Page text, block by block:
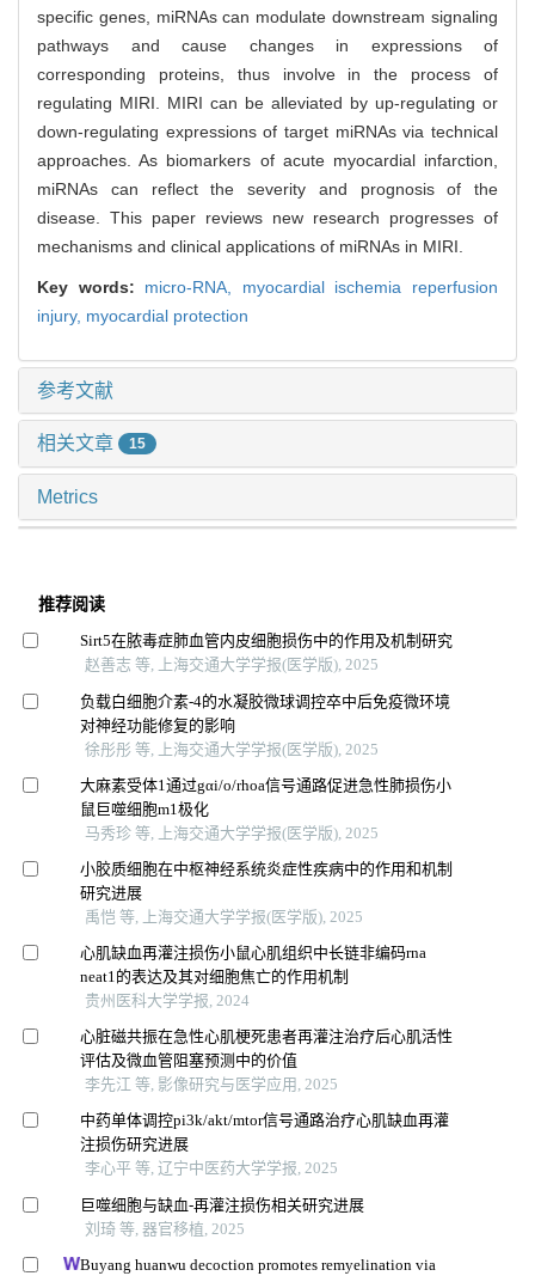
specific genes, miRNAs can modulate downstream signaling
pathways and cause changes in expressions of
corresponding proteins, thus involve in the process of
regulating MIRI. MIRI can be alleviated by up-regulating or
down-regulating expressions of target miRNAs via technical
approaches. As biomarkers of acute myocardial infarction,
miRNAs can reflect the severity and prognosis of the
disease. This paper reviews new research progresses of
mechanisms and clinical applications of miRNAs in MIRI.
Key words: micro-RNA, myocardial ischemia reperfusion
injury, myocardial protection
参考文献
相关文章 15
Metrics
推荐阅读
Sirt5在脓毒症肺血管内皮细胞损伤中的作用及机制研究
赵善志 等, 上海交通大学学报(医学版), 2025
负载白细胞介素-4的水凝胶微球调控卒中后免疫微环境
对神经功能修复的影响
徐彤彤 等, 上海交通大学学报(医学版), 2025
大麻素受体1通过gαi/o/rhoa信号通路促进急性肺损伤小
鼠巨噬细胞m1极化
马秀珍 等, 上海交通大学学报(医学版), 2025
小胶质细胞在中枢神经系统炎症性疾病中的作用和机制
研究进展
禹恺 等, 上海交通大学学报(医学版), 2025
心肌缺血再灌注损伤小鼠心肌组织中长链非编码rna
neat1的表达及其对细胞焦亡的作用机制
贵州医科大学学报, 2024
心脏磁共振在急性心肌梗死患者再灌注治疗后心肌活性
评估及微血管阻塞预测中的价值
李先江 等, 影像研究与医学应用, 2025
中药单体调控pi3k/akt/mtor信号通路治疗心肌缺血再灌
注损伤研究进展
李心平 等, 辽宁中医药大学学报, 2025
巨噬细胞与缺血-再灌注损伤相关研究进展
刘琦 等, 器官移植, 2025
Buyang huanwu decoction promotes remyelination via